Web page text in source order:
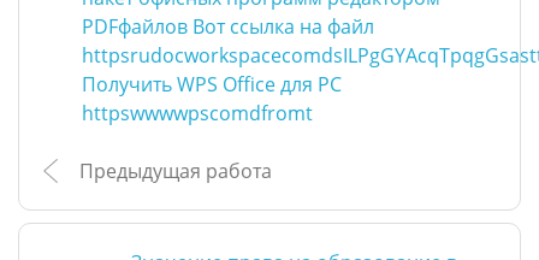
PDFфайлов Вот ссылка на файл
Получить WPS Office для PC
httpswwwwpscomdfromt
Предыдущая работа